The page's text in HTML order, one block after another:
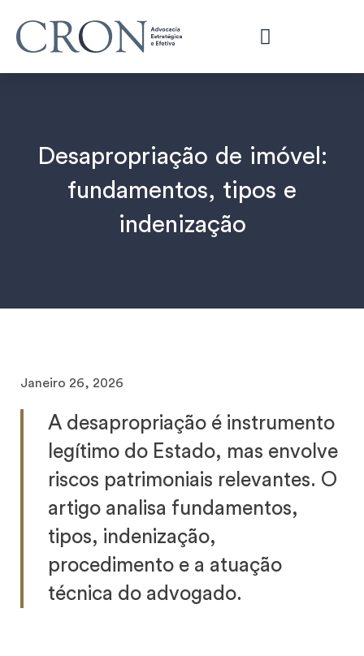
Desapropriação de imóvel:
fundamentos, tipos e
indenização
Janeiro 26, 2026
A desapropriação é instrumento
legítimo do Estado, mas envolve
riscos patrimoniais relevantes. O
artigo analisa fundamentos,
tipos, indenização,
procedimento e a atuação
técnica do advogado.